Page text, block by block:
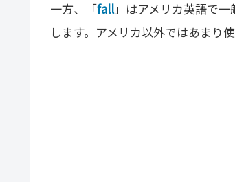
一方、「fall」はアメリカ英語で
します。アメリカ以外ではあまり